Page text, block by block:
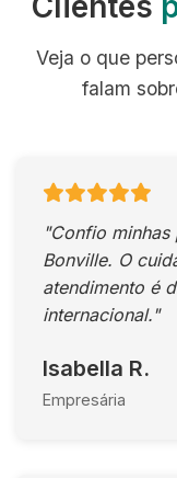
Veja o que
falam
"Confio
Bonville. O
atendimento é
internacional."
Isabella R.
Empresária